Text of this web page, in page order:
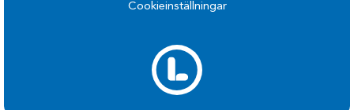
Cookieinställningar